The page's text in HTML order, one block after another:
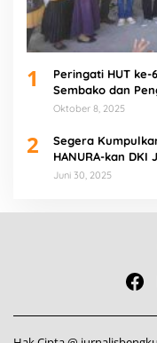
1
Peringati HUT
Sembako dan
Oktober 8, 2025
2
Segera
HANURA-kan DKI
Juni 30, 2025